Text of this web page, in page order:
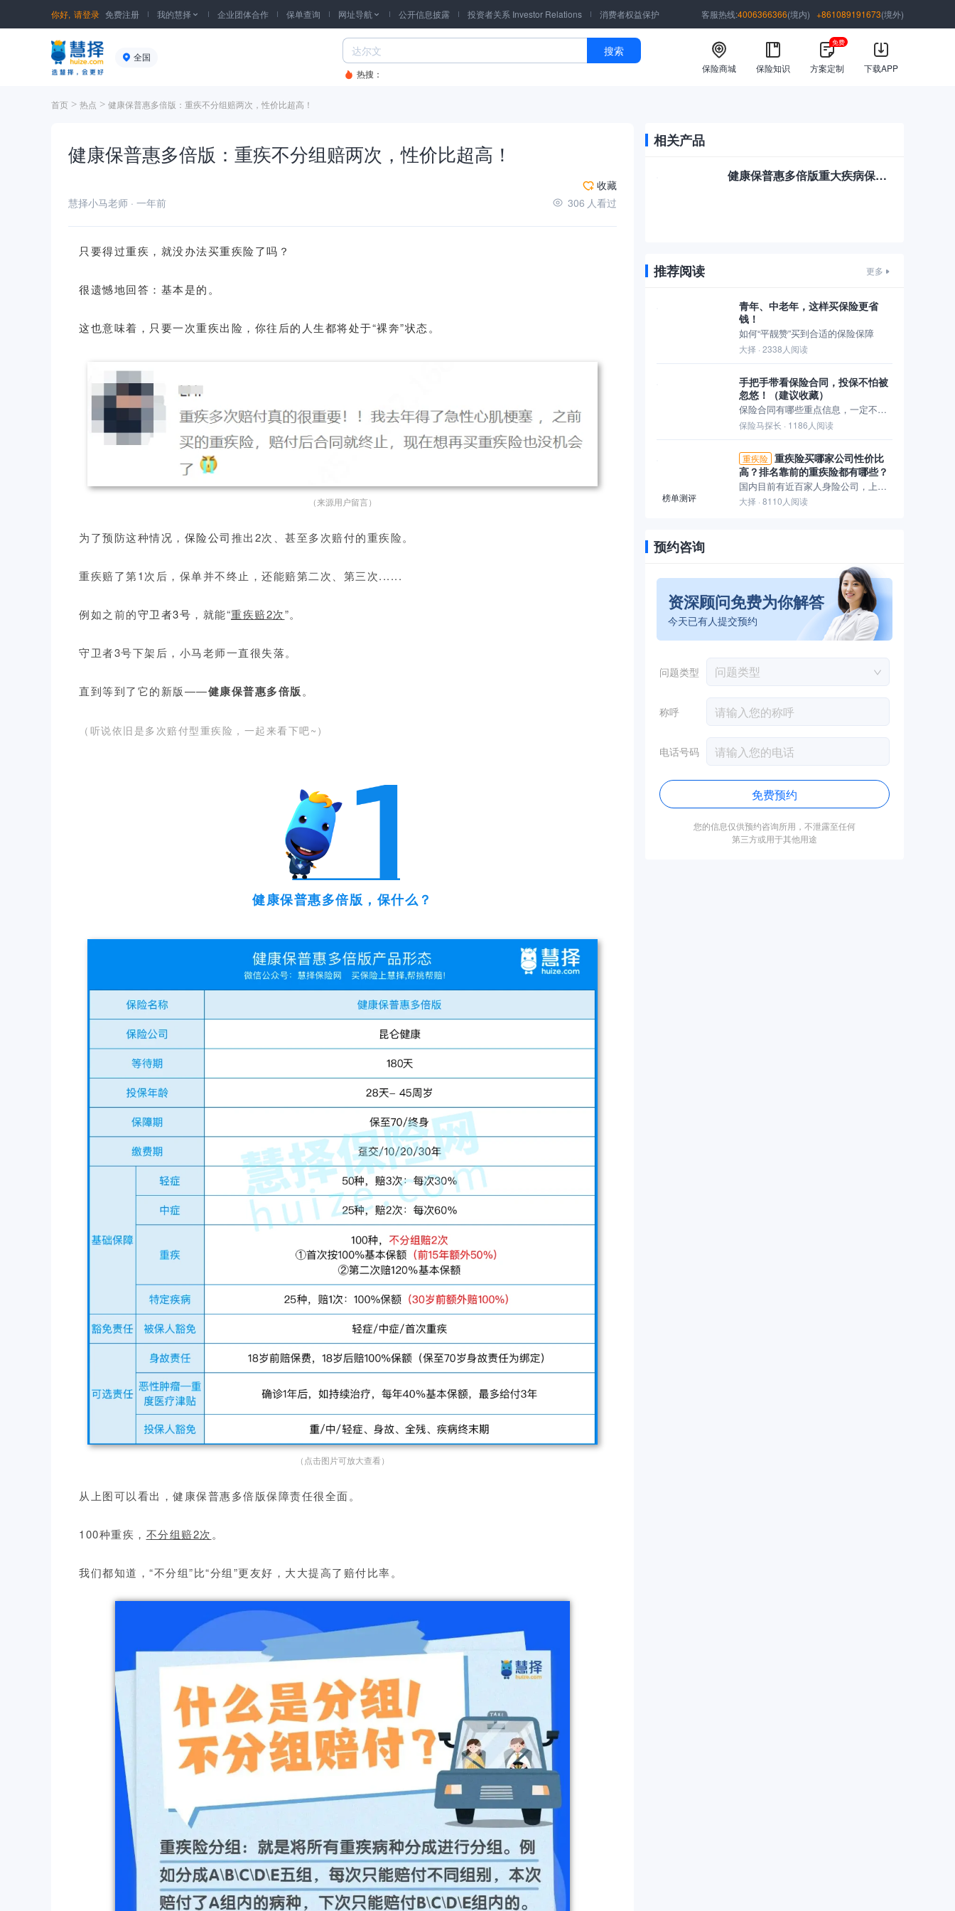
你好, 请登录 免费注册 我的慧择  企业团体合作 保单查询 网址导航  公开信息披露 投资者关系 Investor Relations 消费者权益保护 客服热线:4006366366(境内) +861089191673(境外)
全国 搜索
热搜： 保险商城 保险知识 方案定制
免费
下载APP
首页 > 热点 > 健康保普惠多倍版：重疾不分组赔两次，性价比超高！
健康保普惠多倍版：重疾不分组赔两次，性价比超高！
收藏
慧择小马老师 · 一年前 306 人看过
只要得过重疾，就没办法买重疾险了吗？
很遗憾地回答：基本是的。
这也意味着，只要一次重疾出险，你往后的人生都将处于“裸奔”状态。
（来源用户留言）
为了预防这种情况， 保险公司推出2次、甚至多次赔付的重疾险。
重疾赔了第1次后，保单并不终止，还能赔第二次、第三次......
例如之前的守卫者3号 ，就能“重疾赔2次”。
守卫者3号下架后，小马老师一直很失落。
直到等到了它的新版——健康保普惠多倍版。
（听说依旧是多次赔付型重疾险，一起来看下吧~）
健康保普惠多倍版，保什么？
（点击图片可放大查看）
从上图可以看出，健康保普惠多倍版保障责任很全面。
100种重疾， 不分组赔2次 。
我们都知道，“不分组”比“分组”更友好，大大提高了赔付比率。
相关产品
健康保普惠多倍版重大疾病保险计划
推荐阅读 更多
青年、中老年，这样买保险更省
钱！
如何“平靓赞”买到合适的保险保障
大择 · 2338人阅读
手把手带看保险合同，投保不怕被
忽悠！（建议收藏）
保险合同有哪些重点信息，一定不能错过？
保险马探长 · 1186人阅读
榜单测评
重疾险 重疾险买哪家公司性价比
高？排名靠前的重疾险都有哪些？
国内目前有近百家人身险公司，上百款重疾险大测评！
大择 · 8110人阅读
预约咨询
资深顾问免费为你解答
今天已有人提交预约
问题类型 问题类型
称呼
电话号码
免费预约
您的信息仅供预约咨询所用，不泄露至任何
第三方或用于其他用途